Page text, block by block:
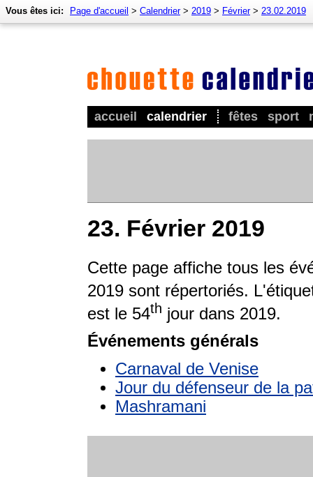
accueil calendrier fêtes sport
Vous êtes ici: Page d'accueil > Calendrier> 2019 > Février> 23.02.2019
23. Février 2019
Cette page affiche tous les
2019 sont répertoriés.
est le 54th jour dans 2019.
Événements générals
Carnaval de Venise
Jour du défenseur de la
Mashramani